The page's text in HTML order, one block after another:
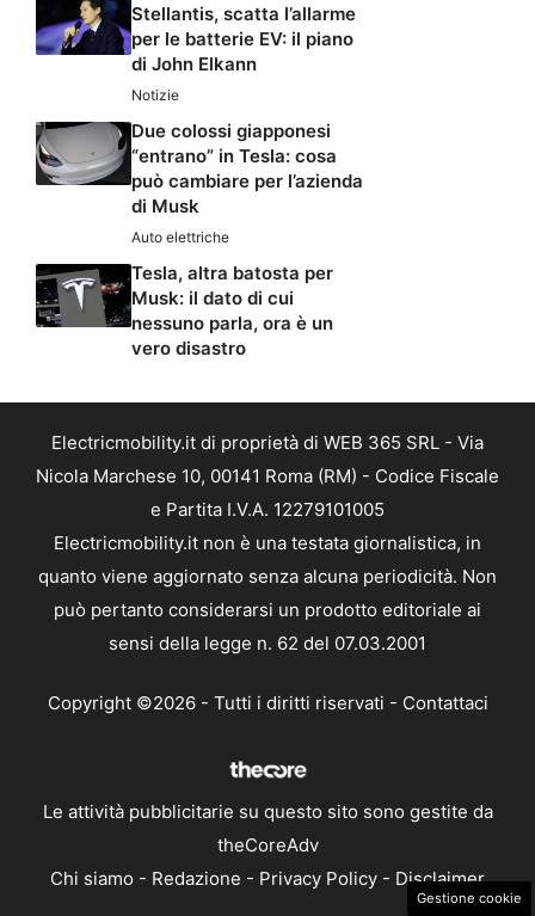
Stellantis, scatta l’allarme
per le batterie EV: il piano
di John Elkann
Notizie
Due colossi giapponesi
“entrano” in Tesla: cosa
può cambiare per l’azienda
di Musk
Auto elettriche
Tesla, altra batosta per
Musk: il dato di cui
nessuno parla, ora è un
vero disastro
Electricmobility.it di proprietà di WEB 365 SRL - Via
Nicola Marchese 10, 00141 Roma (RM) - Codice Fiscale
e Partita I.V.A. 12279101005
Electricmobility.it non è una testata giornalistica, in
quanto viene aggiornato senza alcuna periodicità. Non
può pertanto considerarsi un prodotto editoriale ai
sensi della legge n. 62 del 07.03.2001
Copyright ©2026 - Tutti i diritti riservati - Contattaci
Le attività pubblicitarie su questo sito sono gestite da
theCoreAdv
Chi siamo - Redazione - Privacy Policy - Disclaimer
Gestione cookie